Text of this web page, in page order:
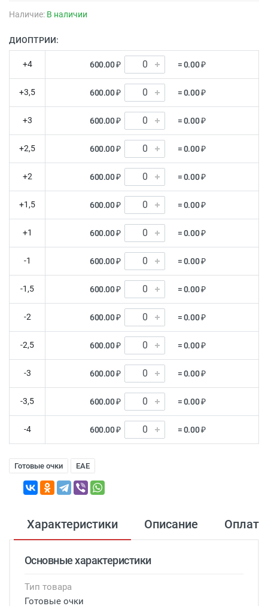
Наличие: В наличии
ДИОПТРИИ:
+4 600.00 ₽ = 0.00 ₽
+3,5 600.00 ₽ = 0.00 ₽
+3 600.00 ₽ = 0.00 ₽
+2,5 600.00 ₽ = 0.00 ₽
+2 600.00 ₽ = 0.00 ₽
+1,5 600.00 ₽ = 0.00 ₽
+1 600.00 ₽ = 0.00 ₽
-1 600.00 ₽ = 0.00 ₽
-1,5 600.00 ₽ = 0.00 ₽
-2 600.00 ₽ = 0.00 ₽
-2,5 600.00 ₽ = 0.00 ₽
-3 600.00 ₽ = 0.00 ₽
-3,5 600.00 ₽ = 0.00 ₽
-4 600.00 ₽ = 0.00 ₽
Готовые очки EAE
Характеристики Описание Оплата
Основные характеристики
Тип товара
Готовые очки